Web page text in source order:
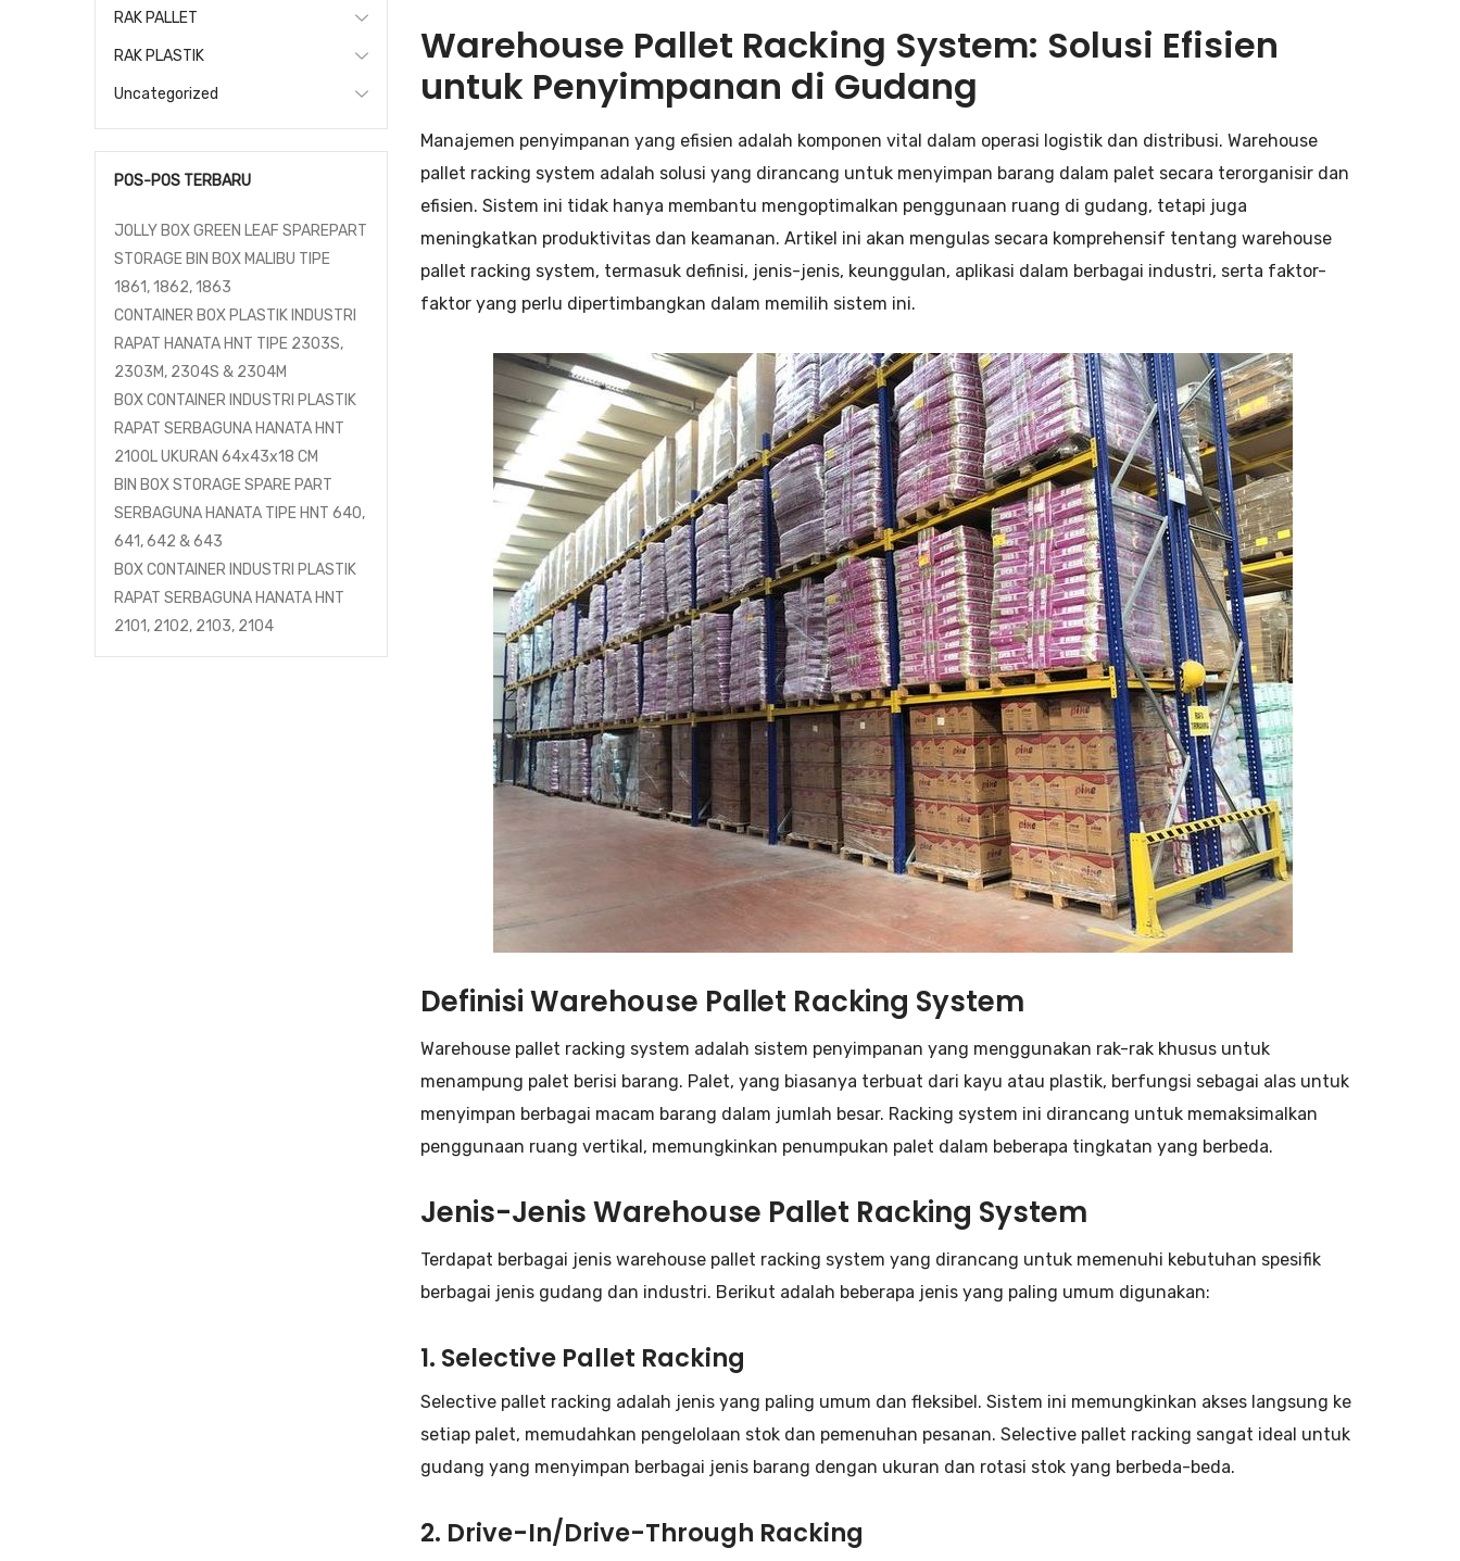
Warehouse Pallet Racking System: Solusi Efisien
untuk Penyimpanan di Gudang
Manajemen penyimpanan yang efisien adalah komponen vital dalam operasi logistik dan distribusi. Warehouse
pallet racking system adalah solusi yang dirancang untuk menyimpan barang dalam palet secara terorganisir dan
efisien. Sistem ini tidak hanya membantu mengoptimalkan penggunaan ruang di gudang, tetapi juga
meningkatkan produktivitas dan keamanan. Artikel ini akan mengulas secara komprehensif tentang warehouse
pallet racking system, termasuk definisi, jenis-jenis, keunggulan, aplikasi dalam berbagai industri, serta faktor-
faktor yang perlu dipertimbangkan dalam memilih sistem ini.
Definisi Warehouse Pallet Racking System
Warehouse pallet racking system adalah sistem penyimpanan yang menggunakan rak-rak khusus untuk
menampung palet berisi barang. Palet, yang biasanya terbuat dari kayu atau plastik, berfungsi sebagai alas untuk
menyimpan berbagai macam barang dalam jumlah besar. Racking system ini dirancang untuk memaksimalkan
penggunaan ruang vertikal, memungkinkan penumpukan palet dalam beberapa tingkatan yang berbeda.
Jenis-Jenis Warehouse Pallet Racking System
Terdapat berbagai jenis warehouse pallet racking system yang dirancang untuk memenuhi kebutuhan spesifik
berbagai jenis gudang dan industri. Berikut adalah beberapa jenis yang paling umum digunakan:
1. Selective Pallet Racking
Selective pallet racking adalah jenis yang paling umum dan fleksibel. Sistem ini memungkinkan akses langsung ke
setiap palet, memudahkan pengelolaan stok dan pemenuhan pesanan. Selective pallet racking sangat ideal untuk
gudang yang menyimpan berbagai jenis barang dengan ukuran dan rotasi stok yang berbeda-beda.
2. Drive-In/Drive-Through Racking
RAK PALLET
RAK PLASTIK
Uncategorized
POS-POS TERBARU
JOLLY BOX GREEN LEAF SPAREPART
STORAGE BIN BOX MALIBU TIPE
1861, 1862, 1863
CONTAINER BOX PLASTIK INDUSTRI
RAPAT HANATA HNT TIPE 2303S,
2303M, 2304S & 2304M
BOX CONTAINER INDUSTRI PLASTIK
RAPAT SERBAGUNA HANATA HNT
2100L UKURAN 64x43x18 CM
BIN BOX STORAGE SPARE PART
SERBAGUNA HANATA TIPE HNT 640,
641, 642 & 643
BOX CONTAINER INDUSTRI PLASTIK
RAPAT SERBAGUNA HANATA HNT
2101, 2102, 2103, 2104